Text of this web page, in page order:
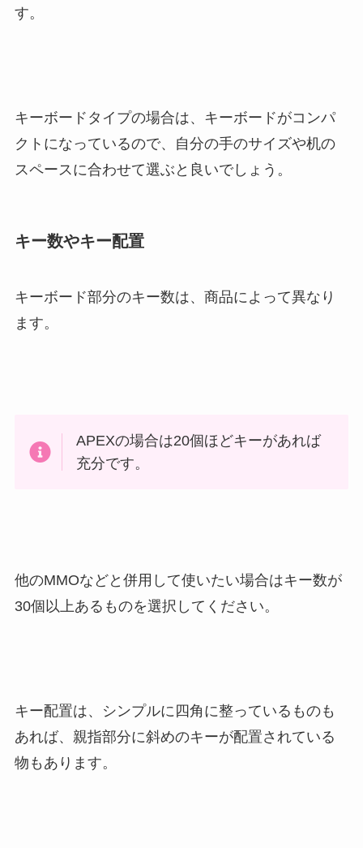
す。
キーボードタイプの場合は、キーボードがコンパ
クトになっているので、自分の手のサイズや机の
スペースに合わせて選ぶと良いでしょう。
キー数やキー配置
キーボード部分のキー数は、商品によって異なり
ます。
APEXの場合は20個ほどキーがあれば
充分です。
他のMMOなどと併用して使いたい場合はキー数が
30個以上あるものを選択してください。
キー配置は、シンプルに四角に整っているものも
あれば、親指部分に斜めのキーが配置されている
物もあります。